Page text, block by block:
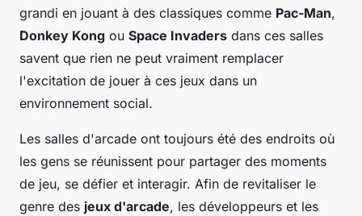
grandi en jouant à des classiques comme Pac-Man,
Donkey Kong ou Space Invaders dans ces salles
savent que rien ne peut vraiment remplacer
l'excitation de jouer à ces jeux dans un
environnement social.
Les salles d'arcade ont toujours été des endroits où
les gens se réunissent pour partager des moments
de jeu, se défier et interagir. Afin de revitaliser le
genre des jeux d'arcade, les développeurs et les